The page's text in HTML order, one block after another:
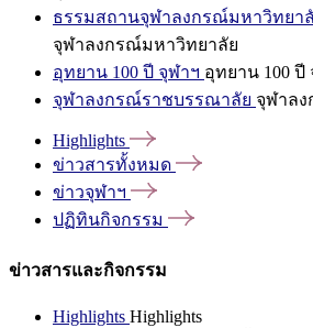
ธรรมสถานจุฬาลงกรณ์มหาวิทยา
จุฬาลงกรณ์มหาวิทยาลัย
อุทยาน 100 ปี จุฬาฯ อุทยาน 100 ปี
จุฬาลงกรณ์ราชบรรณาลัย จุฬาล
Highlights
ข่าวสารทั้งหมด
ข่าวจุฬาฯ
ปฏิทินกิจกรรม
ข่าวสารและกิจกรรม
Highlights Highlights